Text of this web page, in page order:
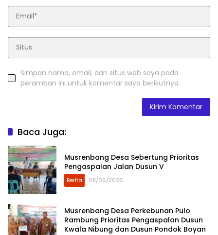
Simpan nama, email, dan situs web saya pada
peramban ini untuk komentar saya berikutnya.
Baca Juga:
Musrenbang Desa Sebertung Prioritas
Pengaspalan Jalan Dusun V
Berita 08/06/2026
Musrenbang Desa Perkebunan Pulo
Rambung Prioritas Pengaspalan Dusun
Kwala Nibung dan Dusun Pondok Boyan